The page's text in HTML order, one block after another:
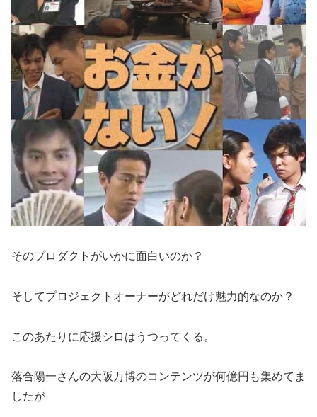
そのプロダクトがいかに面白いのか？
そしてプロジェクトオーナーがどれだけ魅力的なのか？
このあたりに応援シロはうつってくる。
落合陽一さんの大阪万博のコンテンツが何億円も集めてま
したが